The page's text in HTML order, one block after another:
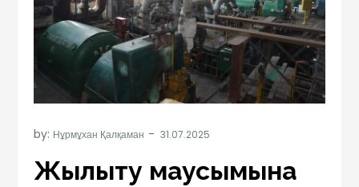
by: Нұрмұхан Қалқаман
Жылыту маусымына